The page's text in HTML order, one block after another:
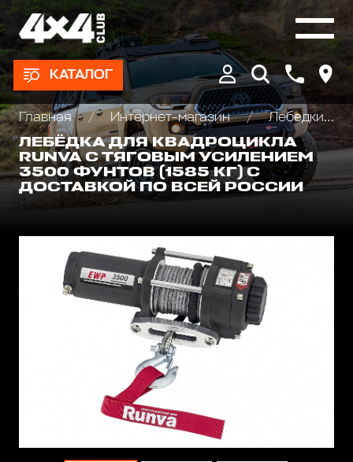
КАТАЛОГ
Главная Интернет-магазин
Лебедки автомобильные, для квадроциклов и эвакуаторов
ЛЕБЁДКА ДЛЯ КВАДРОЦИКЛА
RUNVA С ТЯГОВЫМ УСИЛЕНИЕМ
3500 ФУНТОВ (1585 КГ) С
ДОСТАВКОЙ ПО ВСЕЙ РОССИИ